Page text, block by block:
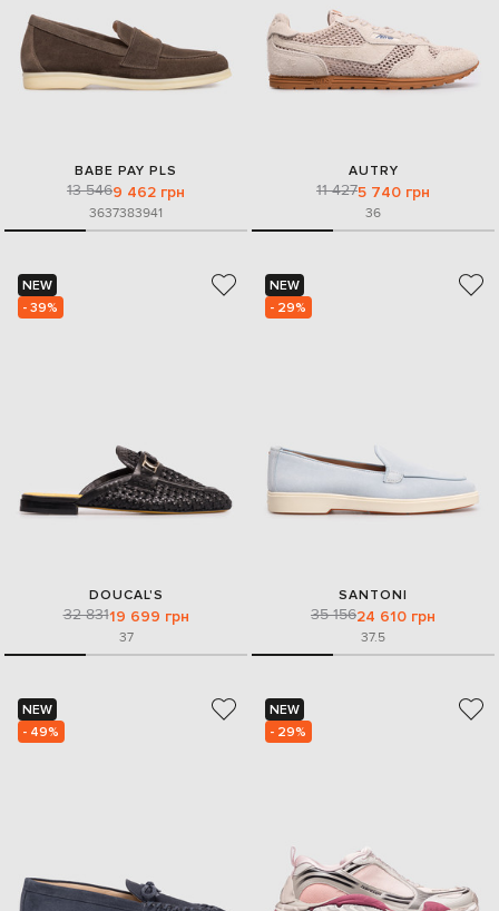
BABE PAY PLS
13 5469 462 грн
3637383941
AUTRY
11 4275 740 грн
36
NEW
- 39%
DOUCAL'S
32 83119 699 грн
37
NEW
- 29%
SANTONI
35 15624 610 грн
37.5
NEW
- 49%
NEW
- 29%